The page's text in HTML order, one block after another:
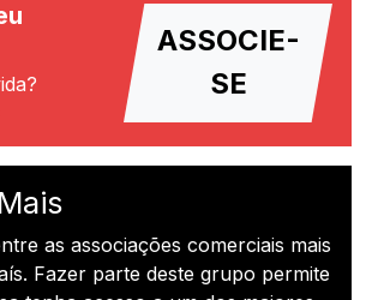
ASSOCIE-
SE
as associações comerciais mais
Fazer parte deste grupo permite